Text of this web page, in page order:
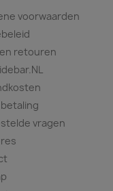
voorwaarden
retouren
vragen